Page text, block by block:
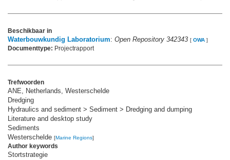
Beschikbaar in
Waterbouwkundig Laboratorium: Open Repository 342343 [ OWA ]
Documenttype: Projectrapport
Trefwoorden
ANE, Netherlands, Westerschelde
Dredging
Hydraulics and sediment > Sediment > Dredging and dumping
Literature and desktop study
Sediments
Westerschelde [Marine Regions]
Author keywords
Stortstrategie